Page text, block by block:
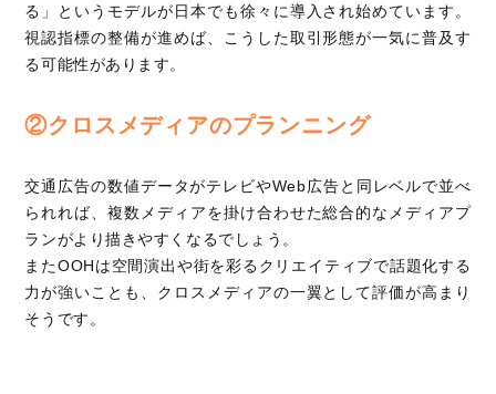
る」というモデルが日本でも徐々に導入され始めています。
視認指標の整備が進めば、こうした取引形態が一気に普及す
る可能性があります。
②クロスメディアのプランニング
交通広告の数値データがテレビやWeb広告と同レベルで並べ
られれば、複数メディアを掛け合わせた総合的なメディアプ
ランがより描きやすくなるでしょう。
またOOHは空間演出や街を彩るクリエイティブで話題化する
力が強いことも、クロスメディアの一翼として評価が高まり
そうです。